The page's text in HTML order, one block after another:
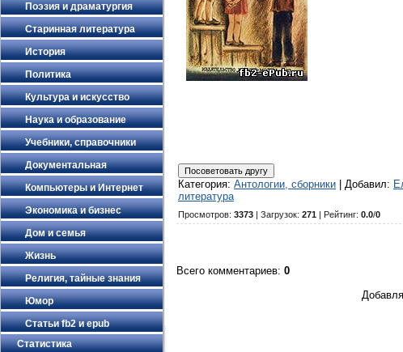
Поэзия и драматургия
Старинная литература
История
Политика
Культура и искусство
Наука и образование
Учебники, справочники
Документальная
Компьютеры и Интернет
Экономика и бизнес
Дом и семья
Жизнь
Религия, тайные знания
Юмор
Статьи fb2 и epub
Статистика
Категория: Антологии, сборники Добавил:
литература
Просмотров: 3373 | Загрузок: 271 | Рейтинг: 0.0/0
Всего комментариев: 0